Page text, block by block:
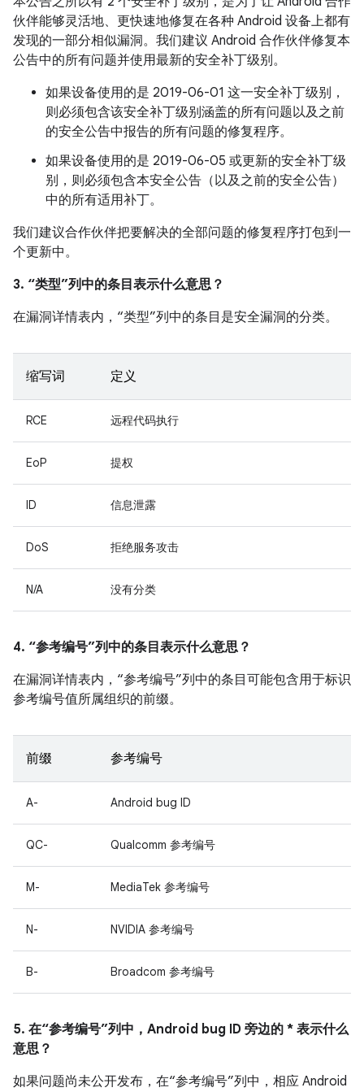
伙伴能够灵活地、更快速地修复在各种 Android 设备上都有
发现的一部分相似漏洞。我们建议 Android 合作伙伴修复本
公告中的所有问题并使用最新的安全补丁级别。
如果设备使用的是 2019-06-01 这一安全补丁级别，
则必须包含该安全补丁级别涵盖的所有问题以及之前
的安全公告中报告的所有问题的修复程序。
如果设备使用的是 2019-06-05 或更新的安全补丁级
别，则必须包含本安全公告（以及之前的安全公告）
中的所有适用补丁。
我们建议合作伙伴把要解决的全部问题的修复程序打包到一
个更新中。
3. “类型”列中的条目表示什么意思？
在漏洞详情表内，“类型”列中的条目是安全漏洞的分类。
缩写词 定义
RCE 远程代码执行
EoP 提权
ID 信息泄露
DoS 拒绝服务攻击
N/A 没有分类
4. “参考编号”列中的条目表示什么意思？
在漏洞详情表内，“参考编号”列中的条目可能包含用于标识
参考编号值所属组织的前缀。
前缀 参考编号
A- Android bug ID
QC- Qualcomm 参考编号
M- MediaTek 参考编号
N- NVIDIA 参考编号
B- Broadcom 参考编号
5. 在“参考编号”列中，Android bug ID 旁边的 * 表示什么
意思？
如果问题尚未公开发布，在“参考编号”列中，相应 Android